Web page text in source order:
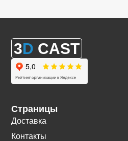
3D CAST
Страницы
Доставка
Контакты